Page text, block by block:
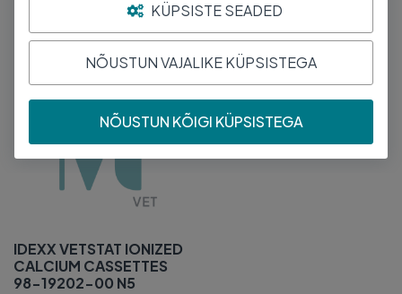
Leiti1toodet Järjesta
IDEXX VETSTAT IONIZED
CALCIUM CASSETTES
98-19202-00 N5
IDEXX VETSTAT IONIZED
CALCIUM CASSETTES
98-19202-00 N5
KÜPSISTE SEADED
NÕUSTUN VAJALIKE KÜPSISTEGA
NÕUSTUN KÕIGI KÜPSISTEGA